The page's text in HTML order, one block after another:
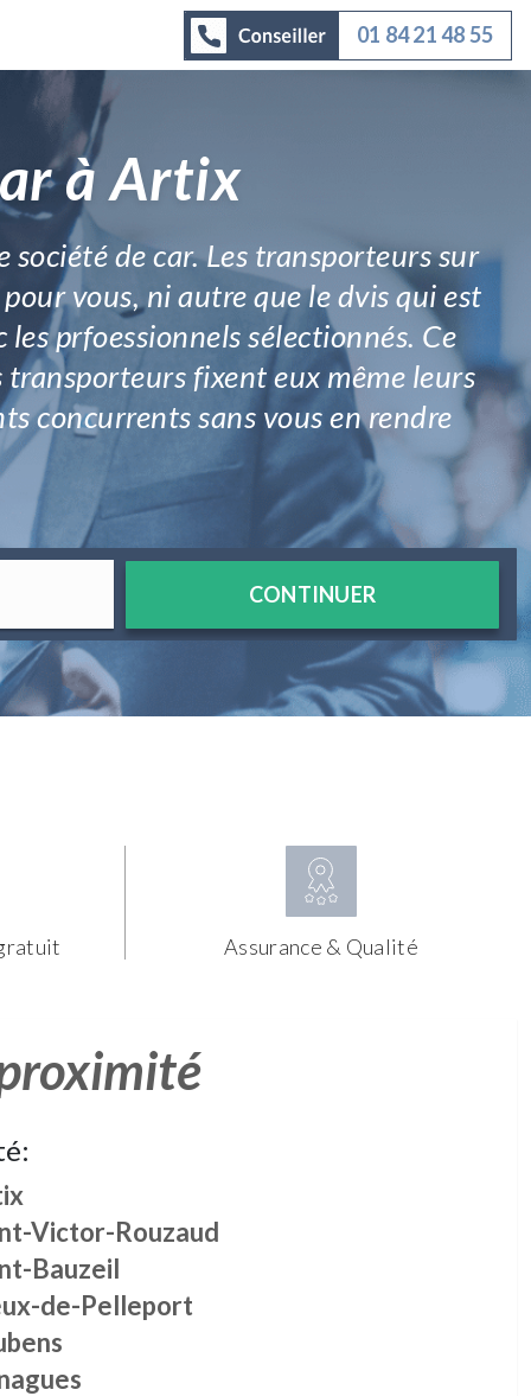
01 84 21 48 55
à Artix
de car. Les transporteurs sur
vous, ni autre que le dvis qui est
prfoessionnels sélectionnés. Ce
fixent eux même leurs
concurrents sans vous en rendre
CONTINUER
Assurance & Qualité
Victor-Rouzaud
Bauzeil
de-Pelleport